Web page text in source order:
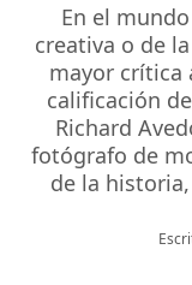
En el
creativa o de
mayor crítica
calificación
Richard
fotógrafo de
de la